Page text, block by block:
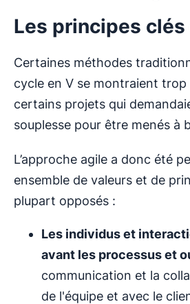
Les principes clés
Certaines méthodes
cycle en V se montraient trop
certains projets qui
souplesse pour être menés à
L’approche agile a donc été
ensemble de valeurs et de
plupart opposés :
Les individus et
avant les processus et
communication et la
de l'équipe et avec le